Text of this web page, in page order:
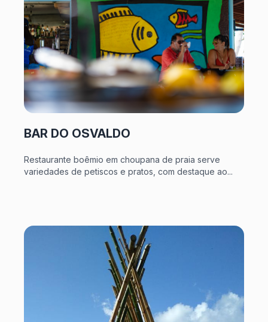
BAR DO OSVALDO
Restaurante boêmio em choupana de praia serve
variedades de petiscos e pratos, com destaque ao...